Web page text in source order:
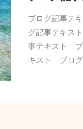
ブログ記事テ
グ記事テキス
事テキスト
キスト ブロ